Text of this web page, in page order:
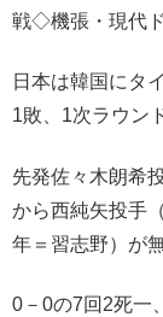
戦◇機張・現代
日本は韓国にタ
1敗、1次ラウン
先発佐々木朗希
から西純矢投手
年＝習志野）が
0－0の7回2死一